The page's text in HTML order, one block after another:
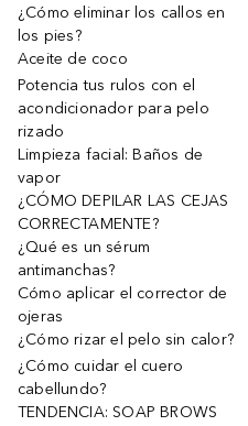
¿Cómo eliminar los callos en
los pies?
Aceite de coco
Potencia tus rulos con el
acondicionador para pelo
rizado
Limpieza facial: Baños de
vapor
¿CÓMO DEPILAR LAS CEJAS
CORRECTAMENTE?
¿Qué es un sérum
antimanchas?
Cómo aplicar el corrector de
ojeras
¿Cómo rizar el pelo sin calor?
¿Cómo cuidar el cuero
cabellundo?
TENDENCIA: SOAP BROWS